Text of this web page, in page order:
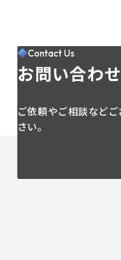
Contact Us
お問い合わせ
ご依頼やご相談など
さい。